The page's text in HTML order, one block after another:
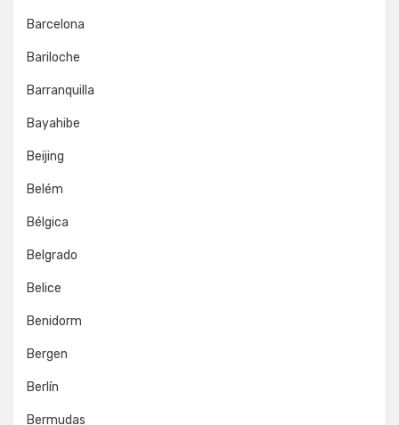
Barcelona
Bariloche
Barranquilla
Bayahibe
Beijing
Belém
Bélgica
Belgrado
Belice
Benidorm
Bergen
Berlín
Bermudas